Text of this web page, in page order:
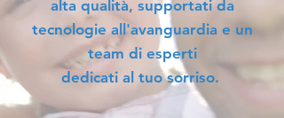
alta qualità, supportati da
tecnologie all'avanguardia e un
team di esperti
dedicati al tuo sorriso.